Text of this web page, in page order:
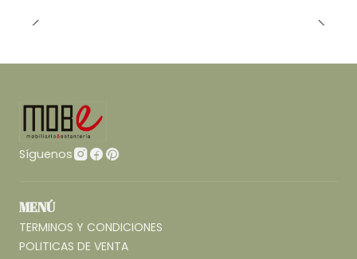
Síguenos
MENÚ
TERMINOS Y CONDICIONES
POLITICAS DE VENTA